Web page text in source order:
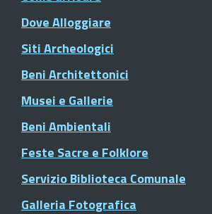
Dove Alloggiare
Siti Archeologici
Beni Architettonici
Musei e Gallerie
Beni Ambientali
Feste Sacre e Folklore
Servizio Biblioteca Comunale
Galleria Fotografica